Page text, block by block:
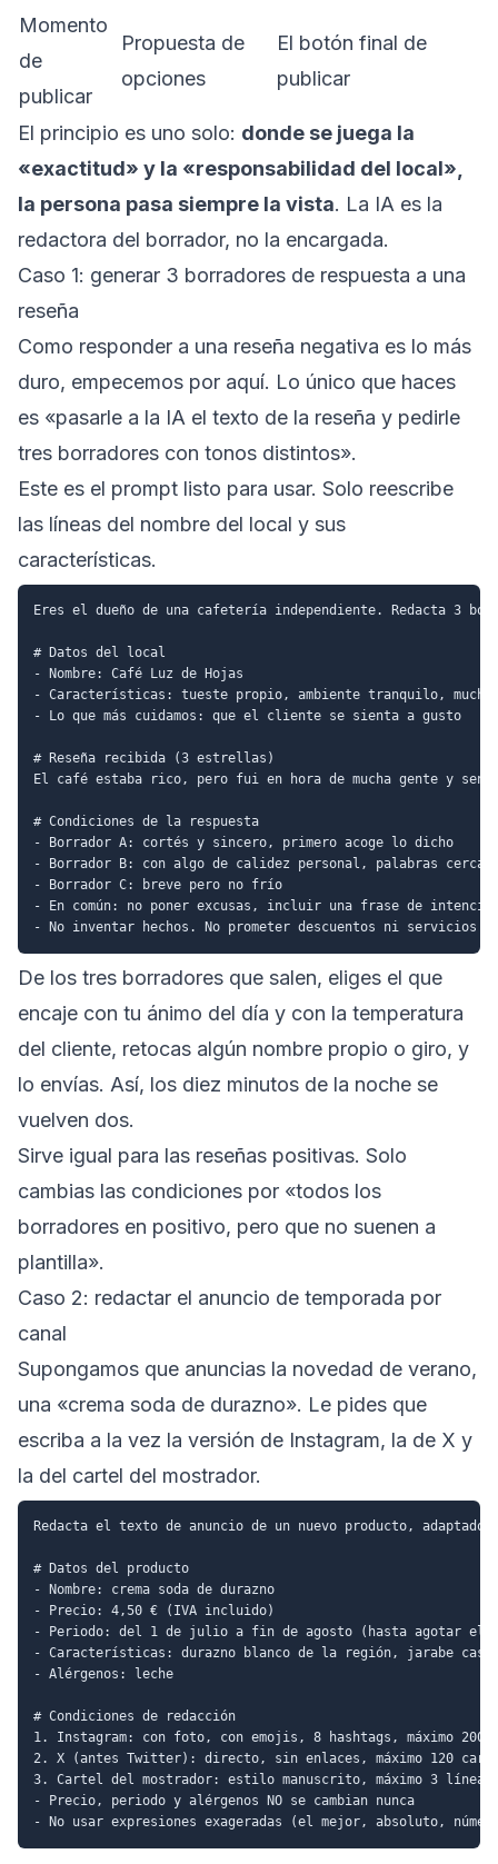
Momento
de
publicar
Propuesta de
opciones
El botón final de
publicar
El principio es uno solo: donde se juega la
«exactitud» y la «responsabilidad del local»,
la persona pasa siempre la vista. La IA es la
redactora del borrador, no la encargada.
Caso 1: generar 3 borradores de respuesta a una
reseña
Como responder a una reseña negativa es lo más
duro, empecemos por aquí. Lo único que haces
es «pasarle a la IA el texto de la reseña y pedirle
tres borradores con tonos distintos».
Este es el prompt listo para usar. Solo reescribe
las líneas del nombre del local y sus
características.
Eres el dueño de una cafetería independiente. Redacta 3
# Datos del local
- Nombre: Café Luz de Hojas
- Características: tueste propio, ambiente tranquilo,
- Lo que más cuidamos: que el cliente se sienta a gusto
# Reseña recibida (3 estrellas)
El café estaba rico, pero fui en hora de mucha gente y
# Condiciones de la respuesta
- Borrador A: cortés y sincero, primero acoge lo dicho
- Borrador B: con algo de calidez personal, palabras
- Borrador C: breve pero no frío
- En común: no poner excusas, incluir una frase de
De los tres borradores que salen, eliges el que
encaje con tu ánimo del día y con la temperatura
del cliente, retocas algún nombre propio o giro, y
lo envías. Así, los diez minutos de la noche se
vuelven dos.
Sirve igual para las reseñas positivas. Solo
cambias las condiciones por «todos los
borradores en positivo, pero que no suenen a
plantilla».
Caso 2: redactar el anuncio de temporada por
canal
Supongamos que anuncias la novedad de verano,
una «crema soda de durazno». Le pides que
escriba a la vez la versión de Instagram, la de X y
la del cartel del mostrador.
Redacta el texto de anuncio de un nuevo producto,
# Datos del producto
- Nombre: crema soda de durazno
- Precio: 4,50 € (IVA incluido)
- Periodo: del 1 de julio a fin de agosto (hasta agotar el
- Características: durazno blanco de la región, jarabe
- Alérgenos: leche
# Condiciones de redacción
1. Instagram: con foto, con emojis, 8 hashtags, máximo 200
2. X (antes Twitter): directo, sin enlaces, máximo 120
3. Cartel del mostrador: estilo manuscrito, máximo 3
- Precio, periodo y alérgenos NO se cambian nunca